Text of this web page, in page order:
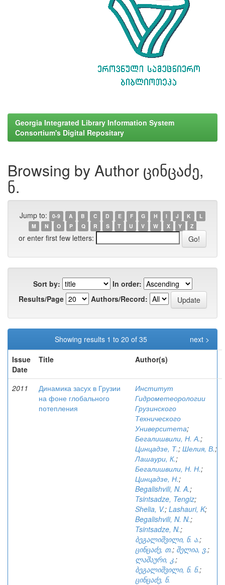
Georgia Integrated Library Information System
Consortium's Digital Repositary
Browsing by Author ცინცაძე,
ნ.
Jump to: 0-9 A B C D E F G H I J K
L
M
N O P Q R S T U V W X Y Z
or enter first few letters:
Sort by:
In order:
Results/Page
Authors/Record:
Showing results 1 to 20 of 35
next >
Issue
Date
Title Author(s)
2011
Динамика засух в Грузии
на фоне глобального
потепления
Институт
Гидрометеорологии
Грузинского
Технического
Университета;
Бегалишвили, Н. А.;
Цинцадзе, Т.; Шелия, В.;
Лашаури, К.;
Бегалишвили, Н. Н.;
Цинцадзе, Н.;
Begalishvili, N. A.;
Tsintsadze, Tengiz;
Shelia, V.; Lashauri, K;
Begalishvili, N. N.;
Tsintsadze, N.;
ბეგალიშვილი, ნ. ა.;
ცინცაძე, თ.; შელია, ვ.;
ლაშაური, კ.;
ბეგალიშვილი, ნ. ნ.;
ცინცაძე, ნ.